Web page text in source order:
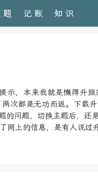
题 记账 知识
示，本来我就是懒得升
次都是无功而返。下载
问题，切换主题后，还
网上的信息，是有人说过